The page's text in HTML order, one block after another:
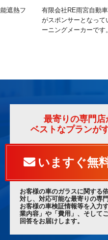
遮熱フ
有限会社RE雨宮自動
がスポンサーとなって
ーニングメーカーです。
最寄りの専門店
ベストなプランが
いますぐ無
お客様の車のガラスに関する
対し、対応可能な最寄りの専
お客様の車検証情報等を入力
業内容」や「費用」、そして
回答をお届けします。